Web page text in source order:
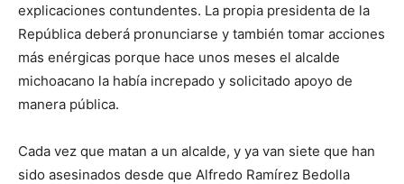
explicaciones contundentes. La propia presidenta de la
República deberá pronunciarse y también tomar acciones
más enérgicas porque hace unos meses el alcalde
michoacano la había increpado y solicitado apoyo de
manera pública.
Cada vez que matan a un alcalde, y ya van siete que han
sido asesinados desde que Alfredo Ramírez Bedolla